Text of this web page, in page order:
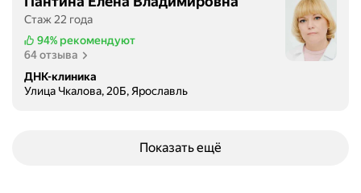
Стаж 22 года
94% рекомендуют
64 отзыва
ДНК-клиника
Улица Чкалова, 20Б, Ярославль
Показать ещё